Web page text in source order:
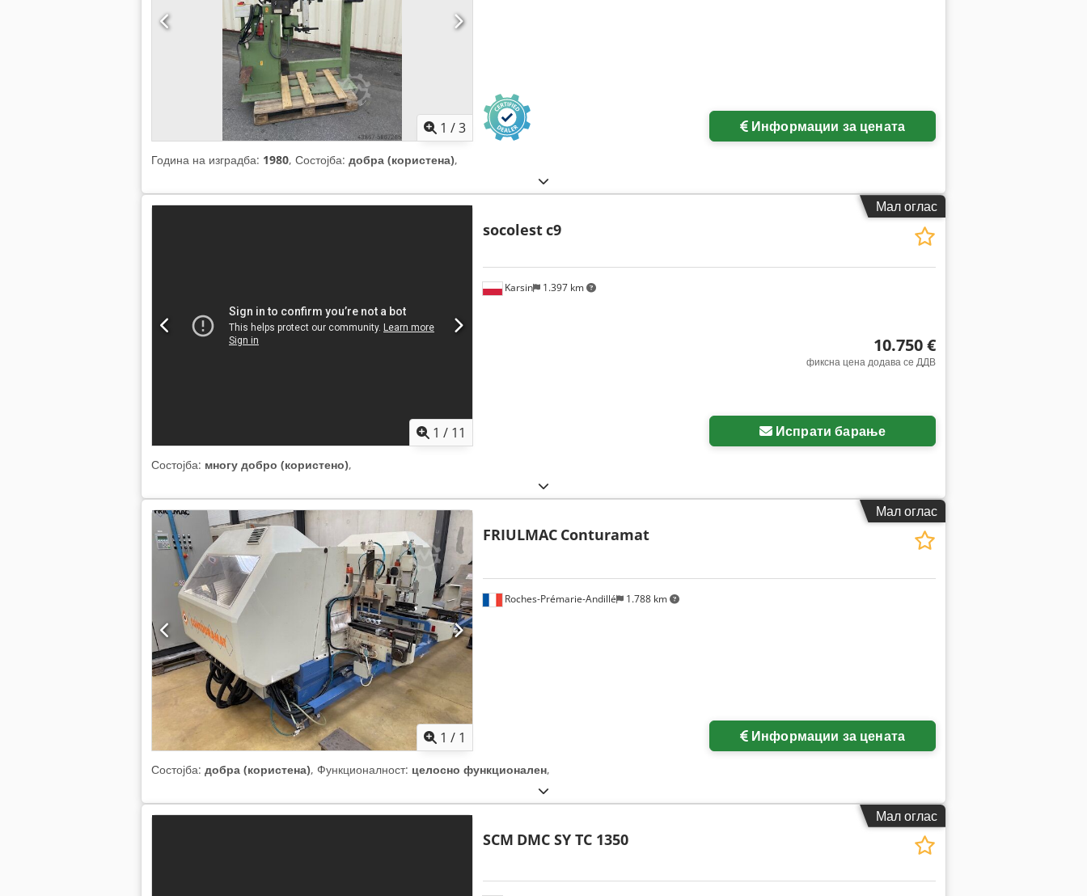
1 /3 Информации за цената
Година на изградба: 1980, Состојба: добра (користена),
Мал оглас
1 / 11
Karsin 1.397 km
socolestc9
10.750 €
фиксна цена додава се ДДВ
Испрати барање
Состојба: многу добро (користено),
Мал оглас
1 / 1
Roches-Prémarie-Andillé 1.788 km
FRIULMAC Conturamat
Информации за цената
Состојба: добра (користена), Функционалност: целосно функционален,
Мал оглас
SCM DMC SY TC 1350